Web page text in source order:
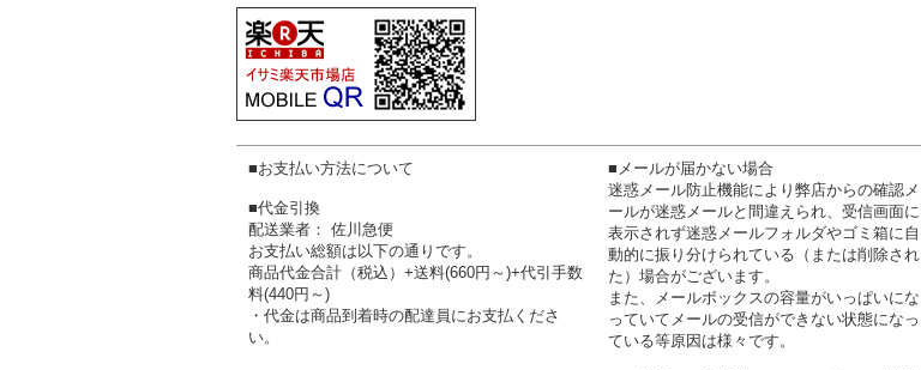
■お支払い方法について
■代金引換
配送業者： 佐川急便
お支払い総額は以下の通りです。
商品代金合計（税込）+送料(660円～)+代引手数
料(440円～)
・代金は商品到着時の配達員にお支払くださ
い。
■メールが届かない場合
迷惑メール防止機能により弊店からの確認メ
ールが迷惑メールと間違えられ、受信画面に
表示されず迷惑メールフォルダやゴミ箱に自
動的に振り分けられている（または削除され
た）場合がございます。
また、メールボックスの容量がいっぱいにな
っていてメールの受信ができない状態になっ
ている等原因は様々です。